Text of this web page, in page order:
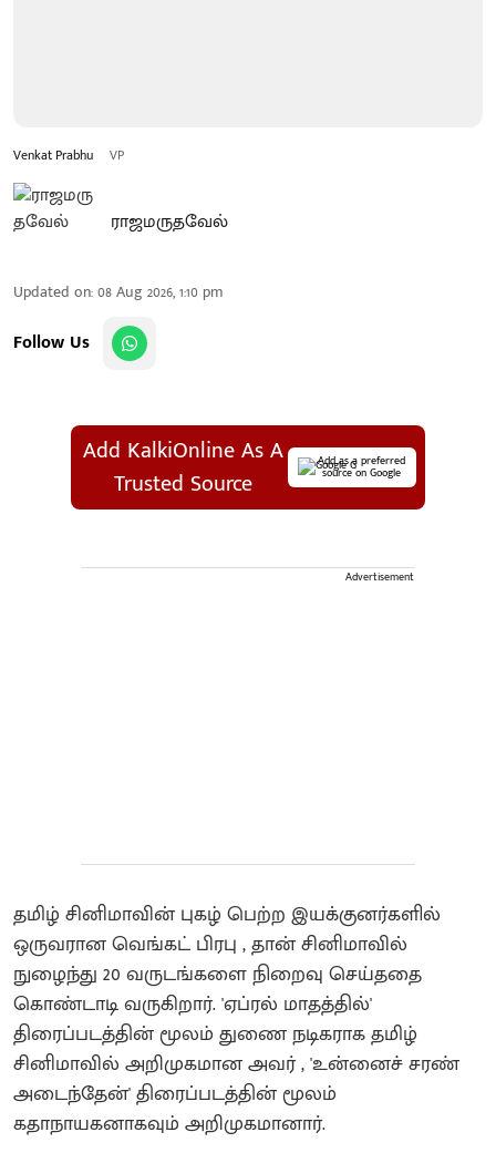
Venkat Prabhu VP
ராஜமருதவேல்
Updated on:08 Aug 2026, 1:10 pm
Follow Us
Add KalkiOnline As A
Trusted Source
Add as a preferred
source on Google
Advertisement
தமிழ் சினிமாவின் புகழ் பெற்ற இயக்குனர்களில்
ஒருவரான வெங்கட் பிரபு , தான் சினிமாவில்
நுழைந்து 20 வருடங்களை நிறைவு செய்ததை
கொண்டாடி வருகிறார். 'ஏப்ரல் மாதத்தில்'
திரைப்படத்தின் மூலம் துணை நடிகராக தமிழ்
சினிமாவில் அறிமுகமான அவர் , 'உன்னைச் சரண்
அடைந்தேன்' திரைப்படத்தின் மூலம்
கதாநாயகனாகவும் அறிமுகமானார்.